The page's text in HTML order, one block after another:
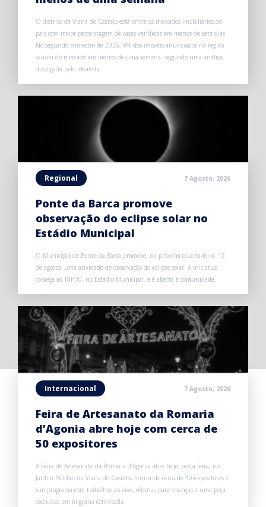
O distrito de Viana do Castelo está entre os mercados imobiliários do
país com maior percentagem de casas vendidas em menos de sete dias.
No segundo trimestre de 2026, 9% dos imóveis anunciados na região
saíram do mercado em menos de uma semana, segundo uma análise
divulgada pelo idealista.
Regional 7 Agosto, 2026
Ponte da Barca promove
observação do eclipse solar no
Estádio Municipal
O Município de Ponte da Barca promove, na próxima quarta-feira, 12
de agosto, uma atividade de observação do eclipse solar. A iniciativa
começa às 18h30, no Estádio Municipal, e é aberta à comunidade.
Internacional 7 Agosto, 2026
Feira de Artesanato da Romaria
d’Agonia abre hoje com cerca de
50 expositores
A Feira de Artesanato da Romaria d’Agonia abre hoje, sexta-feira, no
Jardim Público de Viana do Castelo, reunindo cerca de 50 expositores e
um programa com trabalhos ao vivo, oficinas para crianças e uma peça
exclusiva em filigrana certificada.